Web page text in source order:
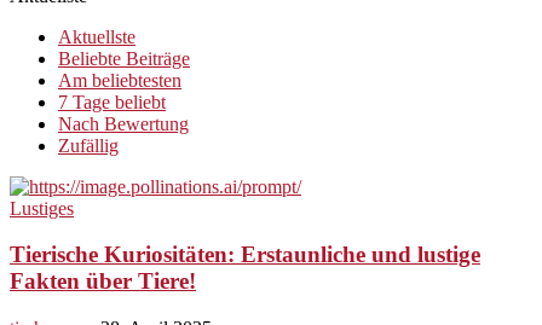
Aktuellste
Beliebte Beiträge
Am beliebtesten
7 Tage beliebt
Nach Bewertung
Zufällig
Lustiges
Tierische Kuriositäten: Erstaunliche und lustige
Fakten über Tiere!